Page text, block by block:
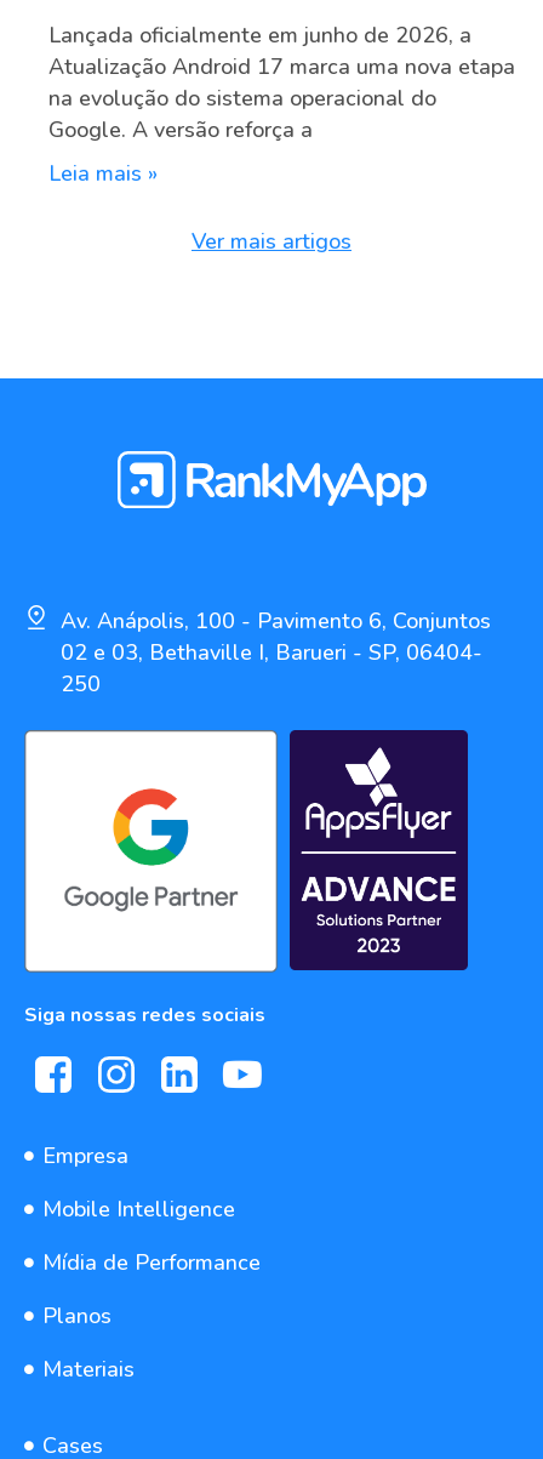
Lançada oficialmente em junho de 2026, a
Atualização Android 17 marca uma nova etapa
na evolução do sistema operacional do
Google. A versão reforça a
Leia mais »
Ver mais artigos
Av. Anápolis, 100 - Pavimento 6, Conjuntos
02 e 03, Bethaville I, Barueri - SP, 06404-
250
Siga nossas redes sociais
Empresa
Mobile Intelligence
Mídia de Performance
Planos
Materiais
Cases